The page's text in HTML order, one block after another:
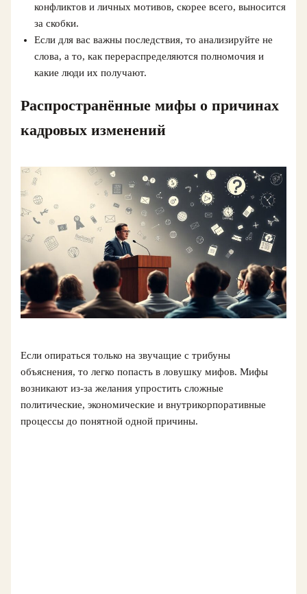
конфликтов и личных мотивов, скорее всего, выносится
за скобки.
Если для вас важны последствия, то анализируйте не
слова, а то, как перераспределяются полномочия и
какие люди их получают.
Распространённые мифы о причинах
кадровых изменений
Если опираться только на звучащие с трибуны
объяснения, то легко попасть в ловушку мифов. Мифы
возникают из-за желания упростить сложные
политические, экономические и внутрикорпоративные
процессы до понятной одной причины.